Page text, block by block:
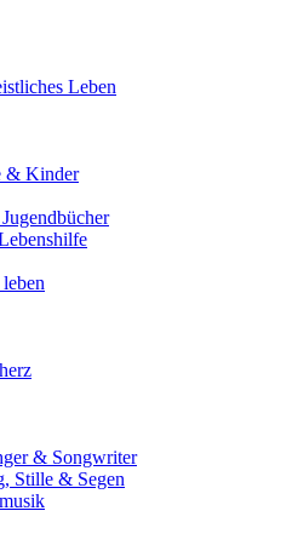
Leben
& Kinder
& Songwriter
Stille & Segen